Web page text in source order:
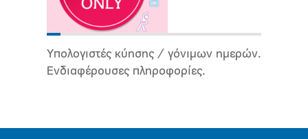
Υπολογιστές κύησης / γόνιμων ημερών.
Ενδιαφέρουσες πληροφορίες.